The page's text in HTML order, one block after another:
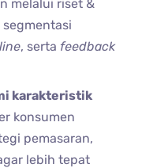
melalui riset &
, serta feedback
karakteristik
konsumen
pemasaran,
lebih tepat